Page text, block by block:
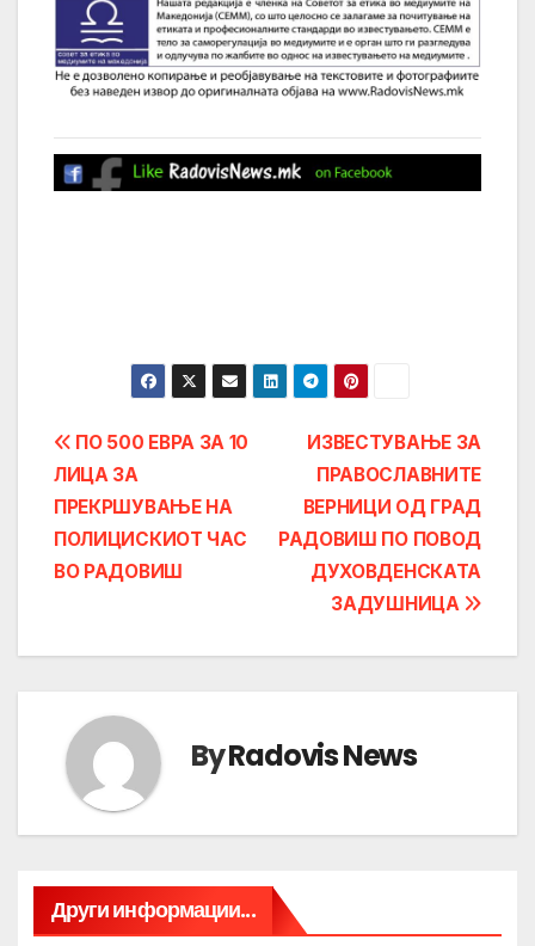
Post
navigation
ИЗВЕСТУВАЊЕ ЗА
ПРАВОСЛАВНИТЕ
ВЕРНИЦИ ОД ГРАД
РАДОВИШ ПО ПОВОД
ДУХОВДЕНСКАТА
ЗАДУШНИЦА
ПО 500 ЕВРА ЗА 10
ЛИЦА ЗА
ПРЕКРШУВАЊЕ НА
ПОЛИЦИСКИОТ ЧАС
ВО РАДОВИШ
ByRadovis News
Други информации...